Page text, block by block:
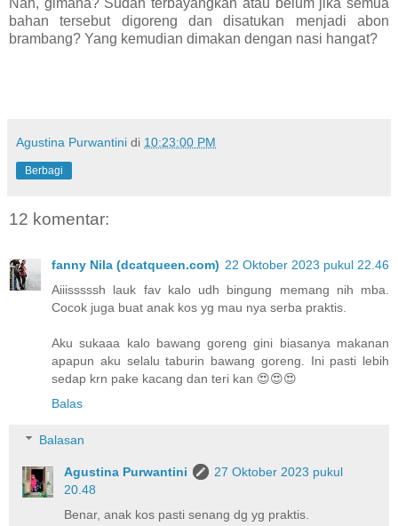
Nah, gimana? Sudah terbayangkan atau belum jika semua
bahan tersebut digoreng dan disatukan menjadi abon
brambang? Yang kemudian dimakan dengan nasi hangat?
Agustina Purwantini di 10:23:00 PM
Berbagi
12 komentar:
fanny Nila (dcatqueen.com) 22 Oktober 2023 pukul 22.46
Aiiisssssh lauk fav kalo udh bingung memang nih mba.
Cocok juga buat anak kos yg mau nya serba praktis.
Aku sukaaa kalo bawang goreng gini biasanya makanan
apapun aku selalu taburin bawang goreng. Ini pasti lebih
sedap krn pake kacang dan teri kan 😍😍😍
Balas
Balasan
Agustina Purwantini
27 Oktober 2023 pukul
20.48
Benar, anak kos pasti senang dg yg praktis.